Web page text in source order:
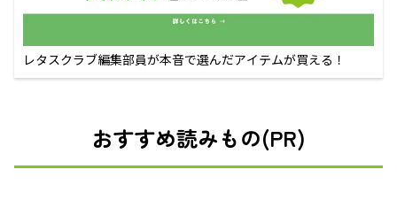
レタスクラブ編集部員が本音で選んだアイテムが買える！
おすすめ読みもの(PR)